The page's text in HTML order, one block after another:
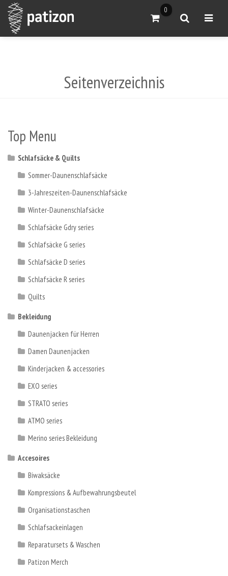
Warenkorb anzeigen
0
Suche Menü
Seitenverzeichnis
Top Menu
Schlafsäcke & Quilts
Sommer-Daunenschlafsäcke
3-Jahreszeiten-Daunenschlafsäcke
Winter-Daunenschlafsäcke
Schlafsäcke Gdry series
Schlafsäcke G series
Schlafsäcke D series
Schlafsäcke R series
Quilts
Bekleidung
Daunenjacken für Herren
Damen Daunenjacken
Kinderjacken & accessories
EXO series
STRATO series
ATMO series
Merino series Bekleidung
Accesoires
Biwaksäcke
Kompressions & Aufbewahrungsbeutel
Organisationstaschen
Schlafsackeinlagen
Reparatursets & Waschen
Patizon Merch